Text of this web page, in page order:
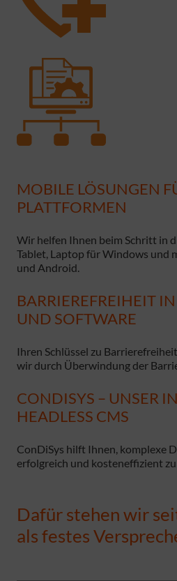
MOBILE LÖSUNGEN
PLATTFORMEN
Wir helfen Ihnen beim Schritt in
Tablet, Laptop für Windows und
und Android.
BARRIEREFREIHEIT
UND SOFTWARE
Ihren Schlüssel zu
wir durch Überwindung der
CONDISYS – UNSER
HEADLESS CMS
ConDiSys hilft Ihnen, komplexe
erfolgreich und kosteneffizient
Dafür stehen wir
als festes